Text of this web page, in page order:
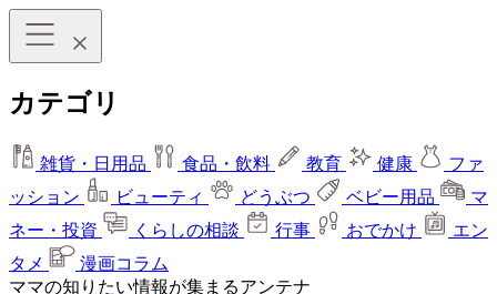
カテゴリ
雑貨・日用品 食品・飲料 教育 健康
ファ
ッション
ビューティ どうぶつ ベビー用品
マ
ネー・投資
くらしの相談 行事 おでかけ
エン
タメ
漫画コラム
ママの知りたい情報が集まるアンテナ